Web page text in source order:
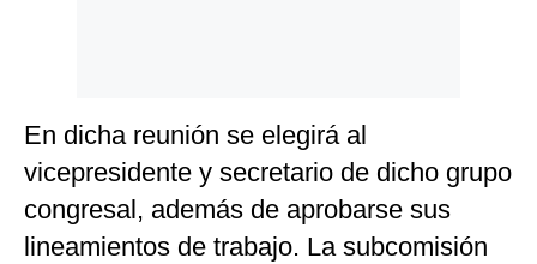
En dicha reunión se elegirá al
vicepresidente y secretario de dicho grupo
congresal, además de aprobarse sus
lineamientos de trabajo. La subcomisión